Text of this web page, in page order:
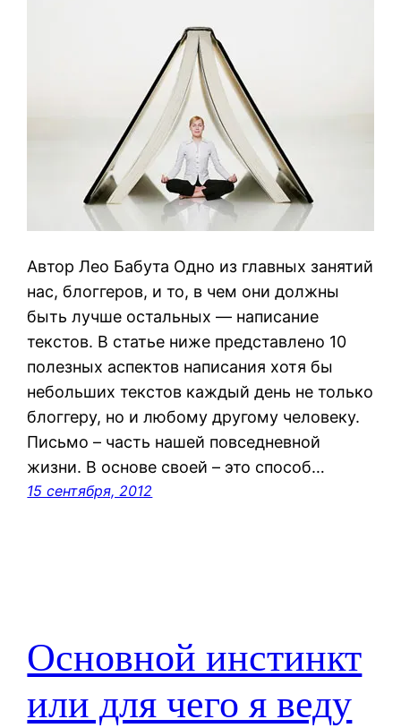
Автор Лео Бабута Одно из главных занятий
нас, блоггеров, и то, в чем они должны
быть лучше остальных — написание
текстов. В статье ниже представлено 10
полезных аспектов написания хотя бы
небольших текстов каждый день не только
блоггеру, но и любому другому человеку.
Письмо – часть нашей повседневной
жизни. В основе своей – это способ…
15 сентября, 2012
Основной инстинкт
или для чего я веду